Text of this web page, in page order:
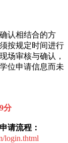
认相结合的方
按规定时间进行
场审核与确认，
位申请信息而未
分
请流程：
login.thtml